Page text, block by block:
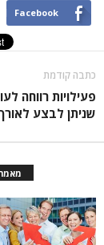
Twitter
לעובדים
לאורך השנה